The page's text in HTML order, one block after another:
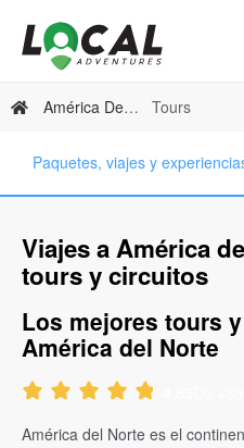
América Del Norte Tours
Paquetes, viajes y
Viajes a América
tours y circuitos
Los mejores tours
América del Norte
América del Norte es el